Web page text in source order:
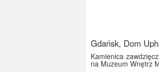
Gdańsk, Dom
Kamienica
na Muzeum Wnętrz